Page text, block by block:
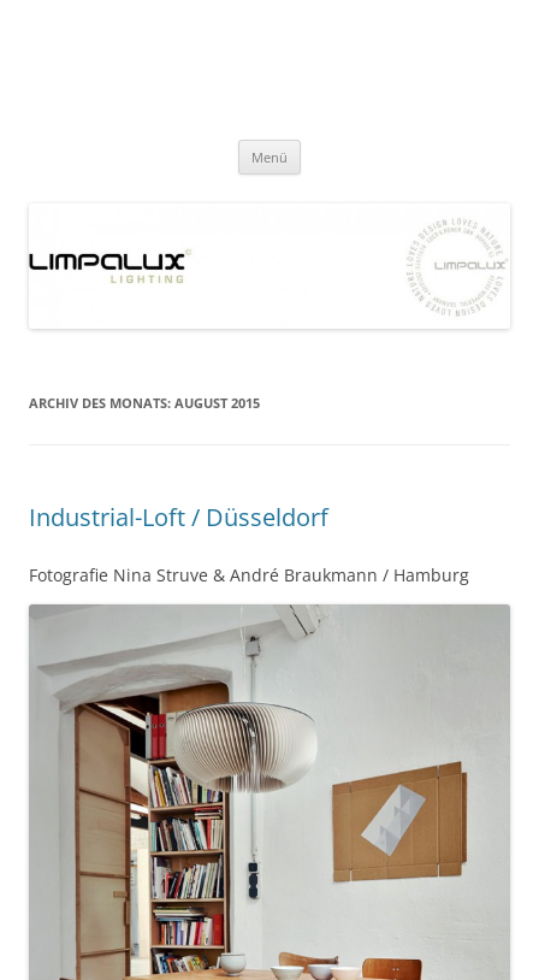
Menü
ARCHIV DES MONATS: AUGUST 2015
Industrial-Loft / Düsseldorf
Fotografie Nina Struve & André Braukmann / Hamburg